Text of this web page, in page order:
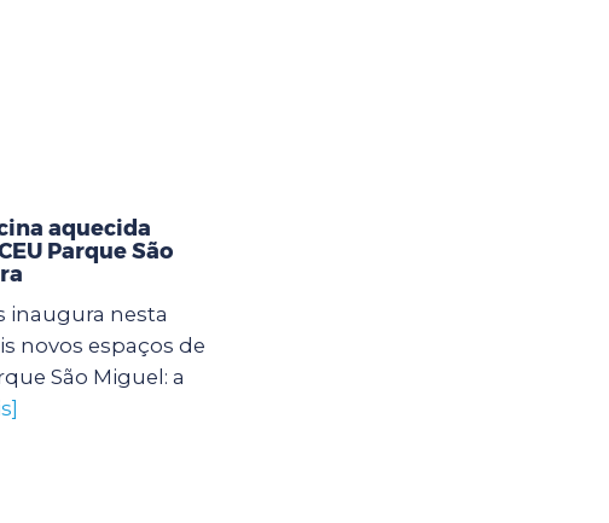
aquecida
Parque São
inaugura nesta
novos espaços de
São Miguel: a